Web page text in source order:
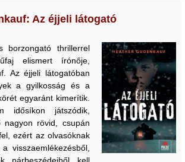
Az éjjeli látogató
borzongató thrillerrel
elismert írónője,
Az éjjeli látogatóban
a gyilkosság és a
egyaránt kimerítik.
idősíkon játszódik,
nagyon rövid, csupán
ezért az olvasóknak
visszaemlékezésből,